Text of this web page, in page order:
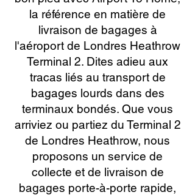
la référence en matière de
livraison de bagages à
l'aéroport de Londres Heathrow
Terminal 2. Dites adieu aux
tracas liés au transport de
bagages lourds dans des
terminaux bondés. Que vous
arriviez ou partiez du Terminal 2
de Londres Heathrow, nous
proposons un service de
collecte et de livraison de
bagages porte-à-porte rapide,